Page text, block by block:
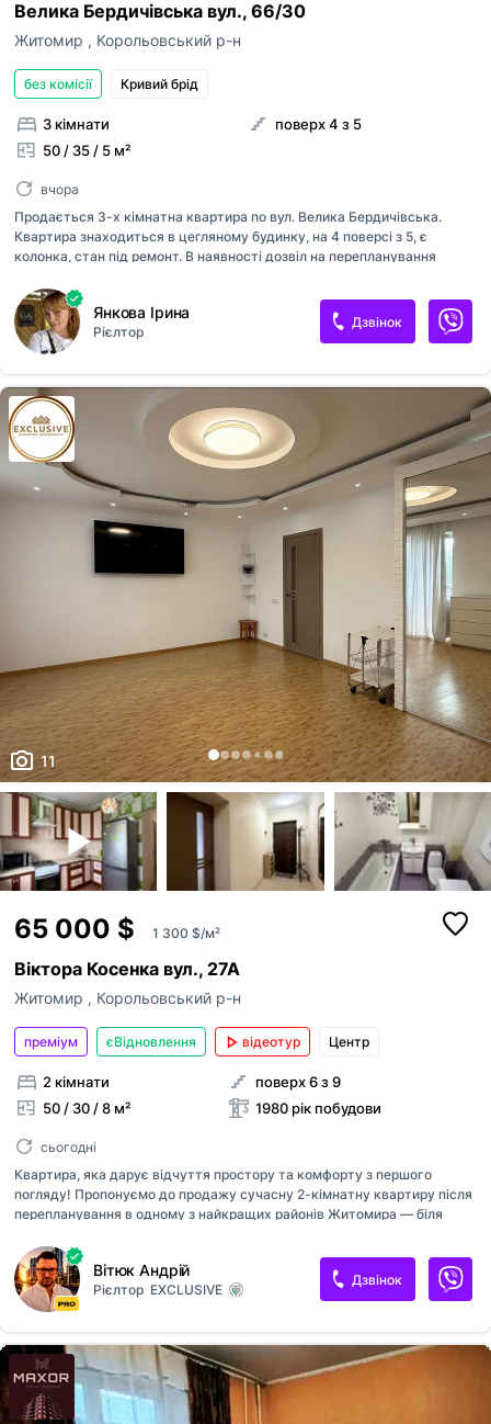
Велика Бердичівська вул., 66/30
Житомир , Корольовський р-н
без комісії Кривий брiд
3 кімнати
50 / 35 / 5 м²
поверх 4 з 5
вчора
Продається 3-х кімнатна квартира по вул. Велика Бердичівська.
Квартира знаходиться в цегляному будинку, на 4 поверсі з 5, є
колонка, стан під ремонт. В наявності дозвіл на перепланування
Янкова Ірина
Рієлтор
Дзвінок
11
65 000 $ 1 300 $/м²
Віктора Косенка вул., 27А
Житомир , Корольовський р-н
преміум єВідновлення відеотур Центр
2 кімнати
50 / 30 / 8 м²
поверх 6 з 9
1980 рік побудови
сьогодні
Квартира, яка дарує відчуття простору та комфорту з першого
погляду! Пропонуємо до продажу сучасну 2-кімнатну квартиру після
перепланування в одному з найкращих районів Житомира — біля
поверсі цегляного будинку. Особливістю цієї квартири стало стильне
перепланування: дві кімнати об'єднані у великий відкритий житловий
простір, який чудово підійде як для молодої сім'ї, так і для тих, хто
цінує сучасний формат житла. Вбудовані меблі залишаються новим
власникам. Просторий балкон стане чудовим місцем для відпочинку
або облаштування затишної лаунж-зони. Цегляний будинок. Центр
міста, район Бульвару. Поруч магазини, школи, дитячі садоч...
Вітюк Андрій
Рієлтор EXCLUSIVE
Дзвінок
Оголошення неактуальне
Я - власник об'єкту
Це мій ексклюзив
Надіслати
ким із рієлторів вашого агентства їх закріпити.
Зареєструйте рієлторів АН на
поповнювати баланс вашим рієлторам,
вашого АН